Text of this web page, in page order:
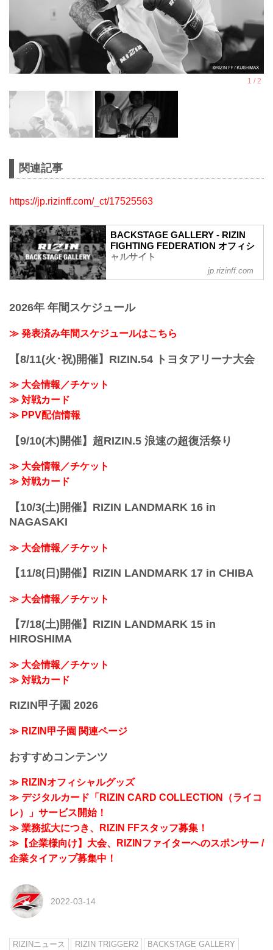
関連記事
https://jp.rizinff.com/_ct/17525563
BACKSTAGE GALLERY - RIZIN
FIGHTING FEDERATION オフィシ
ャルサイト
BACKSTAGE GALLERY の記事一覧 - 格
イジン ファイティング フェデレーショ
いきます。
jp.rizinff.com
2026年 年間スケジュール
≫ 発表済み年間スケジュールはこちら
【8/11(火･祝)開催】RIZIN.54 トヨタアリーナ大会
≫ 大会情報／チケット
≫ 対戦カード
≫ PPV配信情報
【9/10(木)開催】超RIZIN.5 浪速の超復活祭り
≫ 大会情報／チケット
≫ 対戦カード
【10/3(土)開催】RIZIN LANDMARK 16 in
NAGASAKI
≫ 大会情報／チケット
【11/8(日)開催】RIZIN LANDMARK 17 in CHIBA
≫ 大会情報／チケット
【7/18(土)開催】RIZIN LANDMARK 15 in
HIROSHIMA
≫ 大会情報／チケット
≫ 対戦カード
RIZIN甲子園 2026
≫ RIZIN甲子園 関連ページ
おすすめコンテンツ
≫ RIZINオフィシャルグッズ
≫ デジタルカード「RIZIN CARD COLLECTION（ライコ
レ）」サービス開始！
≫ 業務拡大につき、RIZIN FFスタッフ募集！
≫【企業様向け】大会、RIZINファイターへのスポンサー /
企業タイアップ募集中！
2022-03-14
RIZINニュース RIZIN TRIGGER2 BACKSTAGE GALLERY